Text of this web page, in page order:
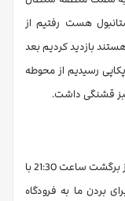
هست رفتیم از
بازدید کردیم بعد
کاخ توپکاپی رسیدیم از محوطه
قشنگی داشت.
روز اخر بعد از تحویل اتاق ها ساعت 12 ظهر . پرواز برگشت ساعت 21:30 با
تور بود ساعت 16:30 لیدر برای بردن ما به فرودگاه